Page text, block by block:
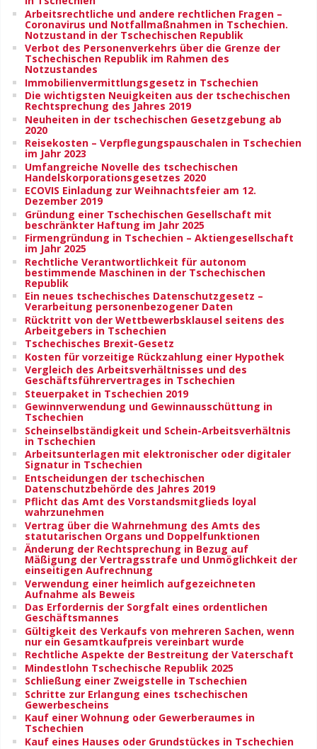
Arbeitsrechtliche und andere rechtlichen Fragen –
Coronavirus und Notfallmaßnahmen in Tschechien.
Notzustand in der Tschechischen Republik
Verbot des Personenverkehrs über die Grenze der
Tschechischen Republik im Rahmen des
Notzustandes
Immobilienvermittlungsgesetz in Tschechien
Die wichtigsten Neuigkeiten aus der tschechischen
Rechtsprechung des Jahres 2019
Neuheiten in der tschechischen Gesetzgebung ab
2020
Reisekosten – Verpflegungspauschalen in Tschechien
im Jahr 2023
Umfangreiche Novelle des tschechischen
Handelskorporationsgesetzes 2020
ECOVIS Einladung zur Weihnachtsfeier am 12.
Dezember 2019
Gründung einer Tschechischen Gesellschaft mit
beschränkter Haftung im Jahr 2025
Firmengründung in Tschechien – Aktiengesellschaft
im Jahr 2025
Rechtliche Verantwortlichkeit für autonom
bestimmende Maschinen in der Tschechischen
Republik
Ein neues tschechisches Datenschutzgesetz –
Verarbeitung personenbezogener Daten
Rücktritt von der Wettbewerbsklausel seitens des
Arbeitgebers in Tschechien
Tschechisches Brexit-Gesetz
Kosten für vorzeitige Rückzahlung einer Hypothek
Vergleich des Arbeitsverhältnisses und des
Geschäftsführervertrages in Tschechien
Steuerpaket in Tschechien 2019
Gewinnverwendung und Gewinnausschüttung in
Tschechien
Scheinselbständigkeit und Schein-Arbeitsverhältnis
in Tschechien
Arbeitsunterlagen mit elektronischer oder digitaler
Signatur in Tschechien
Entscheidungen der tschechischen
Datenschutzbehörde des Jahres 2019
Pflicht das Amt des Vorstandsmitglieds loyal
wahrzunehmen
Vertrag über die Wahrnehmung des Amts des
statutarischen Organs und Doppelfunktionen
Änderung der Rechtsprechung in Bezug auf
Mäßigung der Vertragsstrafe und Unmöglichkeit der
einseitigen Aufrechnung
Verwendung einer heimlich aufgezeichneten
Aufnahme als Beweis
Das Erfordernis der Sorgfalt eines ordentlichen
Geschäftsmannes
Gültigkeit des Verkaufs von mehreren Sachen, wenn
nur ein Gesamtkaufpreis vereinbart wurde
Rechtliche Aspekte der Bestreitung der Vaterschaft
Mindestlohn Tschechische Republik 2025
Schließung einer Zweigstelle in Tschechien
Schritte zur Erlangung eines tschechischen
Gewerbescheins
Kauf einer Wohnung oder Gewerberaumes in
Tschechien
Kauf eines Hauses oder Grundstückes in Tschechien